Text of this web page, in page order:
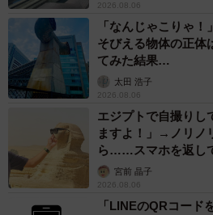
2026.08.06
「なんじゃこりゃ
そびえる物体の正
てみた結果…
太田 浩子
2026.08.06
エジプトで自撮りし
ますよ！」→ノリノ
ら……スマホを返し
カモ代表かも」「私
宮前 晶子
2026.08.06
「LINEのQRコード